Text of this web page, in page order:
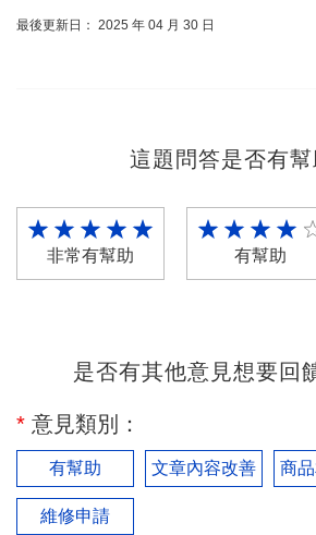
最後更新日： 2025 年 04 月 30 日
這題問答是否有幫
非常有幫助 有幫助
是否有其他意見想要回
* 意見類別：
有幫助 文章內容改善 商
維修申請